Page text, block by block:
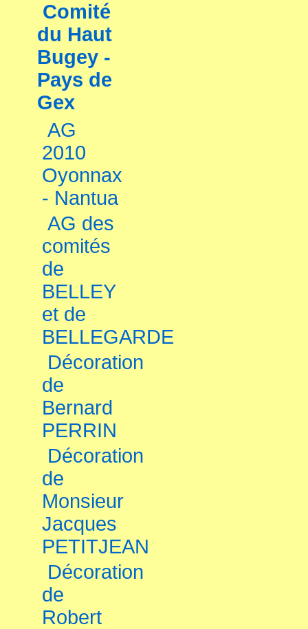
Comité
du Haut
Bugey -
Pays de
Gex
AG
2010
Oyonnax
- Nantua
AG des
comités
de
BELLEY
et de
BELLEGARDE
Décoration
de
Bernard
PERRIN
Décoration
de
Monsieur
Jacques
PETITJEAN
Décoration
de
Robert